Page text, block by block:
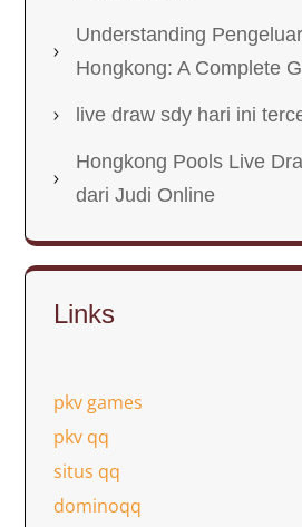
Understanding
Hongkong: A Complete
live draw sdy hari ini
Hongkong Pools Live
dari Judi Online
Links
pkv games
pkv qq
situs qq
dominoqq